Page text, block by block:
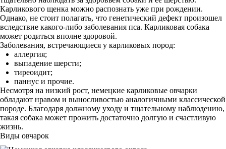
Карликового щенка можно распознать уже при рождении.
Однако, не стоит полагать, что генетический дефект произошел
вследствие какого-либо заболевания пса. Карликовая собака
может родиться вполне здоровой.
Заболевания, встречающиеся у карликовых пород:
аллергия;
выпадение шерсти;
тиреоидит;
паннус и прочие.
Несмотря на низкий рост, немецкие карликовые овчарки
обладают нравом и выносливостью аналогичными классической
породе. Благодаря должному уходу и тщательному наблюдению,
такая собака может прожить достаточно долгую и счастливую
жизнь.
Виды овчарок